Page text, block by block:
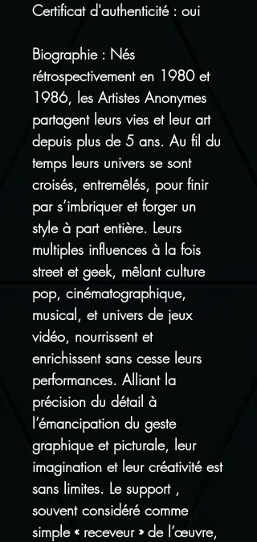
Certificat d'authenticité : oui
Biographie : Nés
rétrospectivement en 1980 et
1986, les Artistes Anonymes
partagent leurs vies et leur art
depuis plus de 5 ans. Au fil du
temps leurs univers se sont
croisés, entremêlés, pour finir
par s’imbriquer et forger un
style à part entière. Leurs
multiples influences à la fois
street et geek, mêlant culture
pop, cinématographique,
musical, et univers de jeux
vidéo, nourrissent et
enrichissent sans cesse leurs
performances. Alliant la
précision du détail à
l’émancipation du geste
graphique et picturale, leur
imagination et leur créativité est
sans limites. Le support ,
souvent considéré comme
simple « receveur » de l’œuvre,